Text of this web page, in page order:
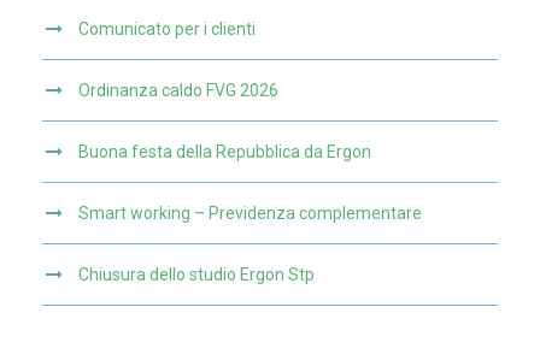
Comunicato per i clienti
Ordinanza caldo FVG 2026
Buona festa della Repubblica da Ergon
Smart working – Previdenza complementare
Chiusura dello studio Ergon Stp